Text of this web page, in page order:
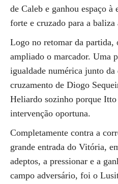
de Caleb e ganhou espaço à
forte e cruzado para a baliza
Logo no retomar da partida,
ampliado o marcador. Uma
igualdade numérica junto da
cruzamento de Diogo
Heliardo sozinho porque
intervenção oportuna.
Completamente contra a
grande entrada do Vitória,
adeptos, a pressionar e a
campo adversário, foi o